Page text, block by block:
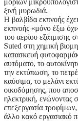
ξινή μυρωδιά.
Η βαλβίδα εκπνοής
εκπνοής «μόνο έξω
του αερίου εξάτμισης
Suted στη χημική
κατασκευή
αυτόματο, το
την εκτύπωση, το
καύσιμα, το μελάνι
οικοδόμησης, που
ηλεκτρική, ενώνοντας
επεξεργασία
άλλο κακό εργασιακό